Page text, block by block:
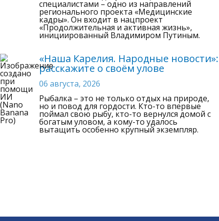
специалистами – одно из направлений
регионального проекта «Медицинские
кадры». Он входит в нацпроект
«Продолжительная и активная жизнь»,
инициированный Владимиром Путиным.
«Наша Карелия. Народные новости»:
расскажите о своём улове
06 августа, 2026
Рыбалка – это не только отдых на природе,
но и повод для гордости. Кто-то впервые
поймал свою рыбу, кто-то вернулся домой с
богатым уловом, а кому-то удалось
вытащить особенно крупный экземпляр.